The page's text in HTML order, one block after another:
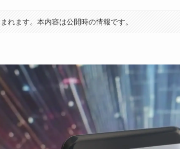
れます。本内容は公開時の情報です。